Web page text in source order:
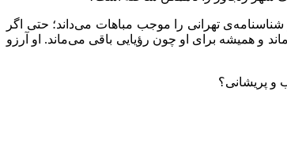
تهرانی را موجب مباهات می‌داند؛ حتی اگر
و همیشه برای او چون رؤیایی باقی می‌ماند. او آرزو
پریشانی؟